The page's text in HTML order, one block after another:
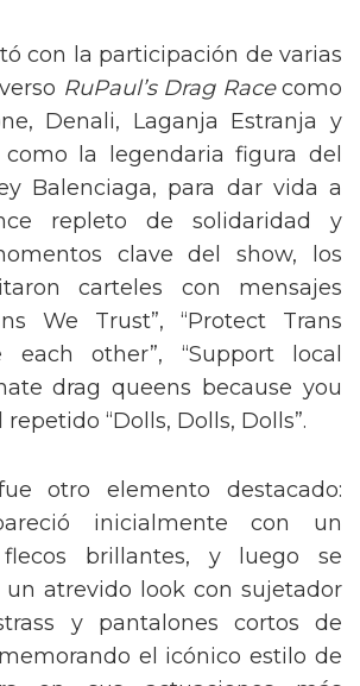
con la participación de varias
RuPaul’s Drag Racecomo
Denali, Laganja Estranja y
como la legendaria figura del
Balenciaga, para dar vida a
repleto de solidaridad y
clave del show, los
carteles con mensajes
We Trust”, “Protect Trans
each other”, “Support local
drag queens because you
repetido “Dolls, Dolls, Dolls”.
otro elemento destacado:
inicialmente con un
brillantes, y luego se
atrevido look con sujetador
y pantalones cortos de
el icónico estilo de